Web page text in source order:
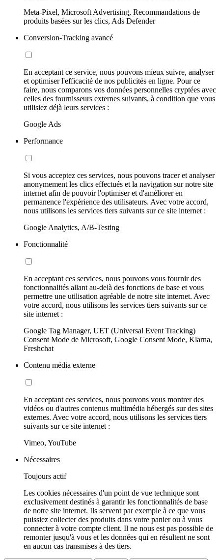
Meta-Pixel, Microsoft Advertising, Recommandations de
produits basées sur les clics, Ads Defender
Conversion-Tracking avancé
En acceptant ce service, nous pouvons mieux suivre, analyser
et optimiser l'efficacité de nos publicités en ligne. Pour ce
faire, nous comparons vos données personnelles cryptées avec
celles des fournisseurs externes suivants, à condition que vous
utilisiez déjà leurs services :
Google Ads
Performance
Si vous acceptez ces services, nous pouvons tracer et analyser
anonymement les clics effectués et la navigation sur notre site
internet afin de pouvoir l'optimiser et d'améliorer en
permanence l'expérience des utilisateurs. Avec votre accord,
nous utilisons les services tiers suivants sur ce site internet :
Google Analytics, A/B-Testing
Fonctionnalité
En acceptant ces services, nous pouvons vous fournir des
fonctionnalités allant au-delà des fonctions de base et vous
permettre une utilisation agréable de notre site internet. Avec
votre accord, nous utilisons les services tiers suivants sur ce
site internet :
Google Tag Manager, UET (Universal Event Tracking)
Consent Mode de Microsoft, Google Consent Mode, Klarna,
Freshchat
Contenu média externe
En acceptant ces services, nous pouvons vous montrer des
vidéos ou d'autres contenus multimédia hébergés sur des sites
externes. Avec votre accord, nous utilisons les services tiers
suivants sur ce site internet :
Vimeo, YouTube
Nécessaires
Toujours actif
Les cookies nécessaires d'un point de vue technique sont
exclusivement destinés à garantir les fonctionnalités de base
de notre site internet. Ils servent par exemple à ce que vous
puissiez collecter des produits dans votre panier ou à vous
connecter à votre compte client. Il ne nous est pas possible de
remonter jusqu'à vous et les données qui en résultent ne sont
en aucun cas transmises à des tiers.